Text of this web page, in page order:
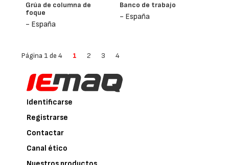
Grúa de columna de
foque
- España
Banco de trabajo
- España
Página 1 de 4 1 2 3 4
Identificarse
Registrarse
Contactar
Canal ético